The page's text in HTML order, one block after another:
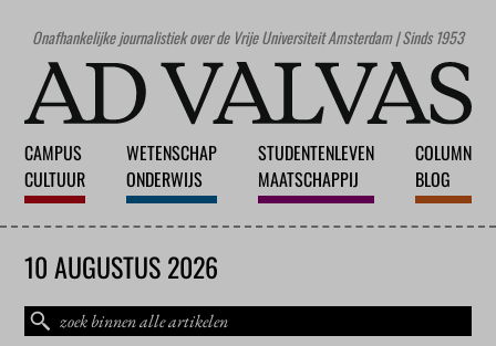
Onafhankelijke journalistiek over de Vrije Universiteit Amsterdam | Sinds 1953
CAMPUS
CULTUUR
WETENSCHAP
ONDERWIJS
STUDENTENLEVEN
MAATSCHAPPIJ
COLUMN
BLOG
10 AUGUSTUS 2026